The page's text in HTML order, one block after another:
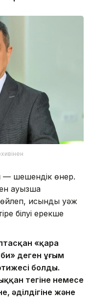
— шешендік өнер.
ауызша
қисынды уәж
білуі ерекше
«қара
деген ұғым
болды.
тегіне немесе
әділдігіне және